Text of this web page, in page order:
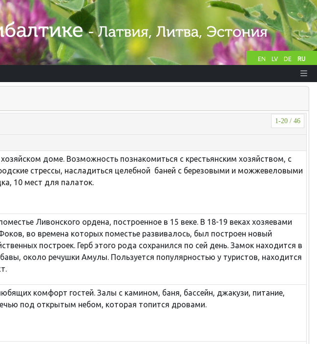
EN LV DE RU
1-20 / 46
доме. Возможность познакомиться с крестьянским хозяйством, с
стрессы, насладиться целебной баней с березовыми и можжевеловыми
10 мест для палаток.
Ливонского ордена, построенное в 15 веке. В 18-19 веках хозяевами
во времена которых поместье развивалось, был построен новый
построек. Герб этого рода сохранился по сей день. Замок находится в
около речушки Амулы. Пользуется популярностью у туристов, находится
комфорт гостей. Залы с камином, баня, бассейн, джакузи, питание,
под открытым небом, которая топится дровами.